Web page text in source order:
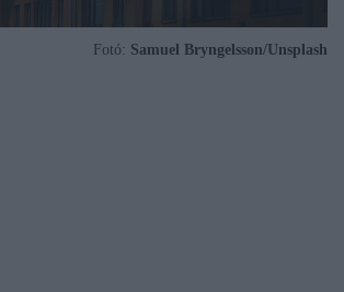
Fotó: Samuel Bryngelsson/Unsplash